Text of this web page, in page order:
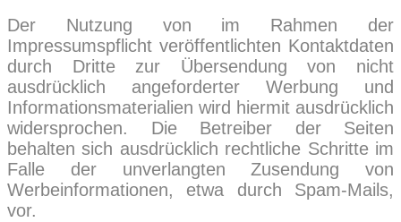
Der Nutzung von im Rahmen der
Impressumspflicht veröffentlichten Kontaktdaten
durch Dritte zur Übersendung von nicht
ausdrücklich angeforderter Werbung und
Informationsmaterialien wird hiermit ausdrücklich
widersprochen. Die Betreiber der Seiten
behalten sich ausdrücklich rechtliche Schritte im
Falle der unverlangten Zusendung von
Werbeinformationen, etwa durch Spam-Mails,
vor.